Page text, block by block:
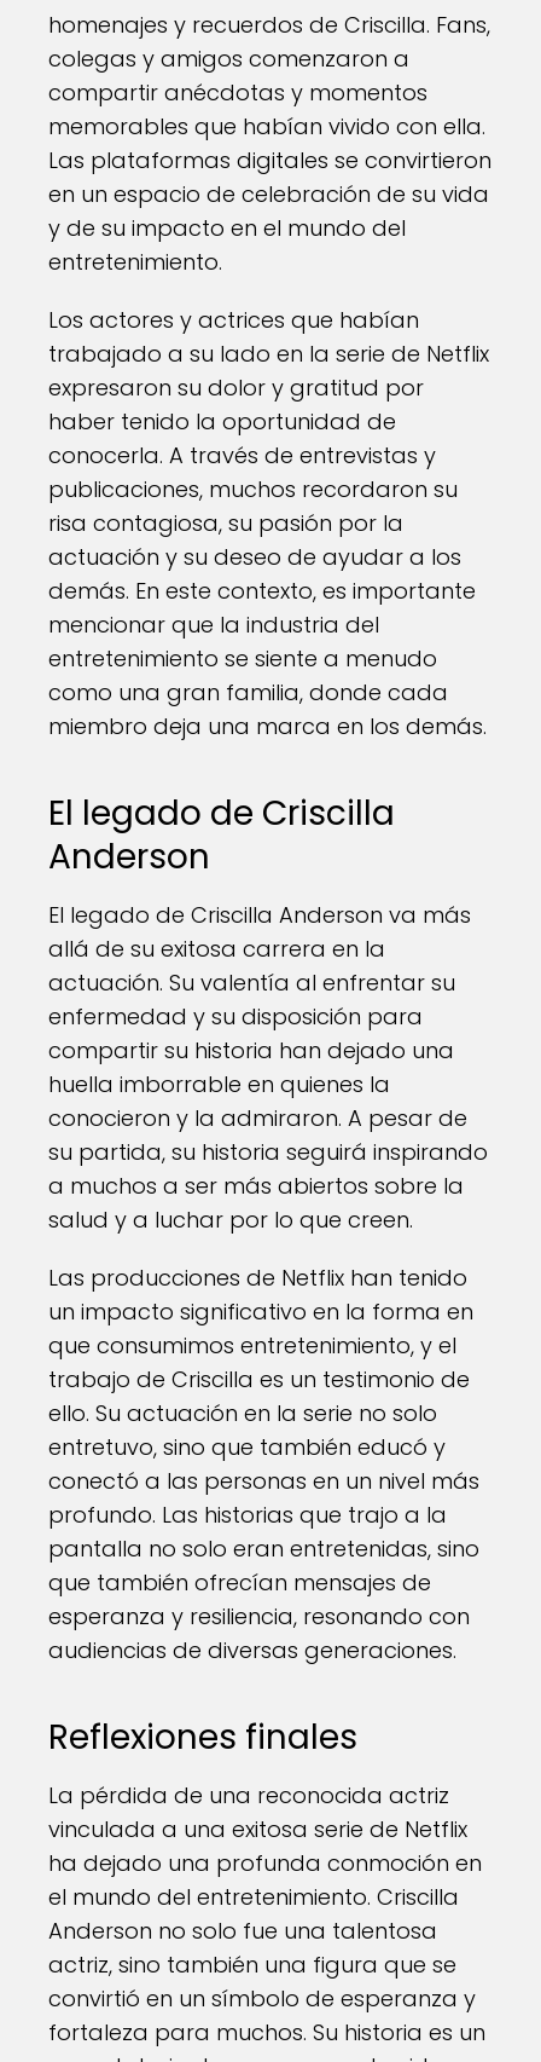
homenajes y recuerdos de Criscilla. Fans,
colegas y amigos comenzaron a
compartir anécdotas y momentos
memorables que habían vivido con ella.
Las plataformas digitales se convirtieron
en un espacio de celebración de su vida
y de su impacto en el mundo del
entretenimiento.
Los actores y actrices que habían
trabajado a su lado en la serie de Netflix
expresaron su dolor y gratitud por
haber tenido la oportunidad de
conocerla. A través de entrevistas y
publicaciones, muchos recordaron su
risa contagiosa, su pasión por la
actuación y su deseo de ayudar a los
demás. En este contexto, es importante
mencionar que la industria del
entretenimiento se siente a menudo
como una gran familia, donde cada
miembro deja una marca en los demás.
El legado de Criscilla
Anderson
El legado de Criscilla Anderson va más
allá de su exitosa carrera en la
actuación. Su valentía al enfrentar su
enfermedad y su disposición para
compartir su historia han dejado una
huella imborrable en quienes la
conocieron y la admiraron. A pesar de
su partida, su historia seguirá inspirando
a muchos a ser más abiertos sobre la
salud y a luchar por lo que creen.
Las producciones de Netflix han tenido
un impacto significativo en la forma en
que consumimos entretenimiento, y el
trabajo de Criscilla es un testimonio de
ello. Su actuación en la serie no solo
entretuvo, sino que también educó y
conectó a las personas en un nivel más
profundo. Las historias que trajo a la
pantalla no solo eran entretenidas, sino
que también ofrecían mensajes de
esperanza y resiliencia, resonando con
audiencias de diversas generaciones.
Reflexiones finales
La pérdida de una reconocida actriz
vinculada a una exitosa serie de Netflix
ha dejado una profunda conmoción en
el mundo del entretenimiento. Criscilla
Anderson no solo fue una talentosa
actriz, sino también una figura que se
convirtió en un símbolo de esperanza y
fortaleza para muchos. Su historia es un